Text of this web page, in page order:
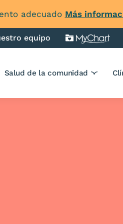
adecuado Más
equipo
Salud de la comunidad